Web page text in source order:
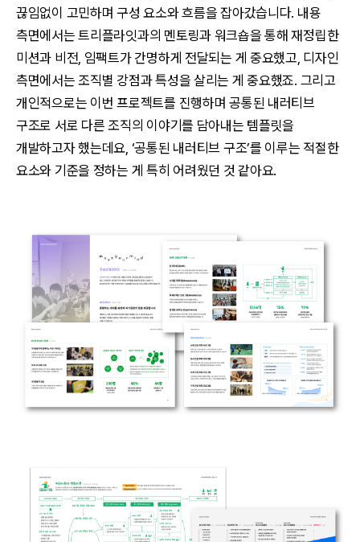
끊임없이 고민하며 구성 요소와 흐름을 잡아갔습니다. 내용
측면에서는 트리플라잇과의 멘토링과 워크숍을 통해 재정립한
미션과 비전, 임팩트가 간명하게 전달되는 게 중요했고, 디자인
측면에서는 조직별 강점과 특성을 살리는 게 중요했죠. 그리고
개인적으로는 이번 프로젝트를 진행하며 공통된 내러티브
구조로 서로 다른 조직의 이야기를 담아내는 템플릿을
개발하고자 했는데요, ‘공통된 내러티브 구조’를 이루는 적절한
요소와 기준을 정하는 게 특히 어려웠던 것 같아요.